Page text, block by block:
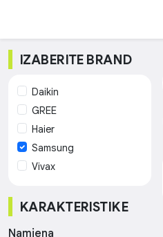
IZABERITE BRAND
Daikin
GREE
Haier
Samsung
Vivax
KARAKTERISTIKE
Namjena